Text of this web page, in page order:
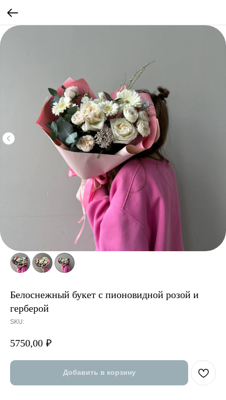
Белоснежный букет с пионовидной розой и
герберой
SKU:
5750,00 ₽
Добавить в корзину